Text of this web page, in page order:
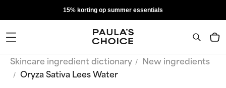
15% korting op summer essentials
Skincare ingredient dictionary
New ingredients
Oryza Sativa Lees Water